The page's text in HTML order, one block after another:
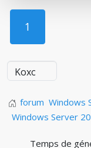
1
forum Windows
Windows Server
Temps de